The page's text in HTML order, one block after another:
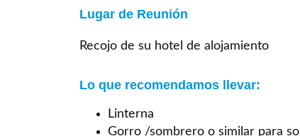
Lugar de Reunión
Recojo de su hotel de alojamiento
Lo que recomendamos llevar:
Linterna
Gorro /sombrero o similar para sol